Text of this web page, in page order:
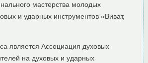
мастерства молодых
и ударных инструментов «Виват,
является Ассоциация духовых
на духовых и ударных